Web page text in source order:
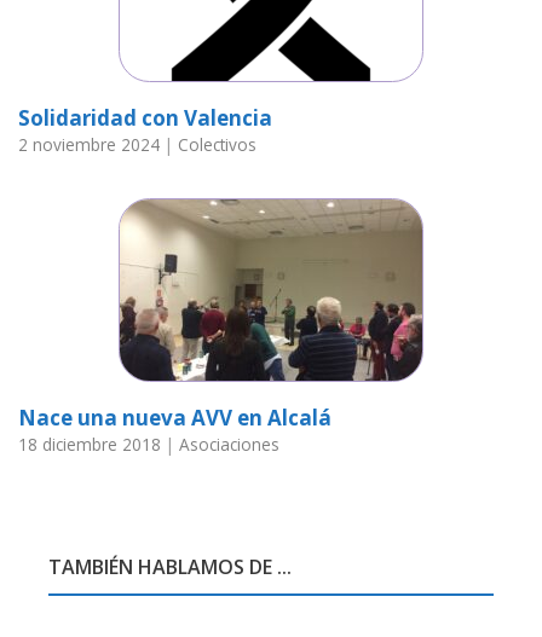
Solidaridad con Valencia
2 noviembre 2024 | Colectivos
Nace una nueva AVV en Alcalá
18 diciembre 2018 | Asociaciones
TAMBIÉN HABLAMOS DE ...